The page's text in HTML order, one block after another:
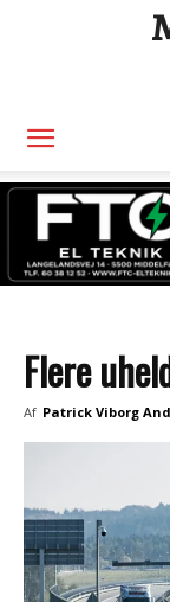
Flere
Af Patrick Viborg